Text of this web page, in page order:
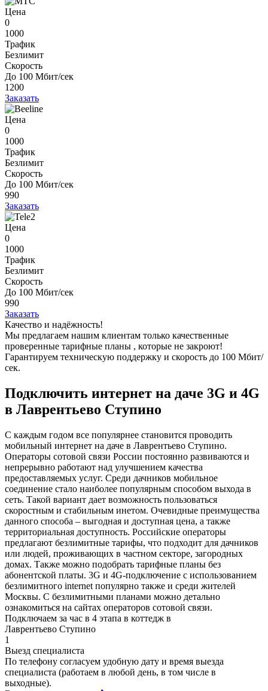
Цена
0
1000
Трафик
Безлимит
Скорость
До 100 Мбит/сек
1200
Заказать
Цена
0
1000
Трафик
Безлимит
Скорость
До 100 Мбит/сек
990
Заказать
Цена
0
1000
Трафик
Безлимит
Скорость
До 100 Мбит/сек
990
Заказать
Качество и надёжность!
Мы предлагаем нашим клиентам только качественные
проверенные тарифные планы , которые не закроют!
Гарантируем техническую поддержку и скорость до 100 Мбит/
сек.
Подключить интернет на даче 3G и 4G
в Лаврентьево Ступино
С каждым годом все популярнее становится проводить
мобильный интернет на даче в Лаврентьево Ступино.
Операторы сотовой связи России постоянно развиваются и
непрерывно работают над улучшением качества
предоставляемых услуг. Среди дачников мобильное
соединение стало наиболее популярным способом выхода в
сеть. Такой вариант дает возможность пользоваться
скоростным и стабильным инетом. Очевидные преимущества
данного способа – выгодная и доступная цена, а также
территориальная доступность. Российские операторы
предлагают безлимитные тарифы, что подходит для дачников
или людей, проживающих в частном секторе, загородных
домах. Также можно подобрать тарифные планы без
абонентской платы. 3G и 4G-подключение с использованием
безлимитного internet популярно также и среди жителей
Москвы. С безлимитными планами можно детально
ознакомиться на сайтах операторов сотовой связи.
Подключаем за час в 4 этапа в коттедж в
Лаврентьево Ступино
1
Выезд специалиста
По телефону согласуем удобную дату и время выезда
специалиста (работаем в любой день, в том числе в
выходные).